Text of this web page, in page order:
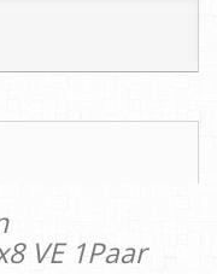
VE 1Paar